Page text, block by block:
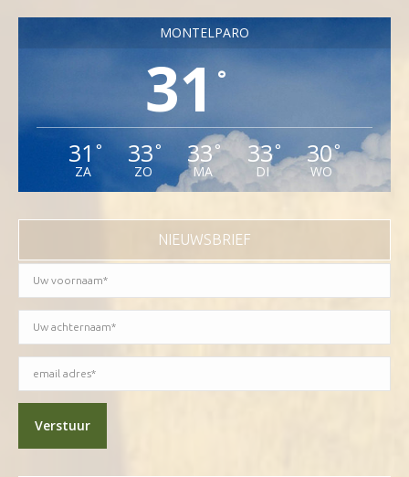
MONTELPARO
31 °
31 °
ZA
33°
ZO
33°
MA
33°
DI
30°
WO
NIEUWSBRIEF